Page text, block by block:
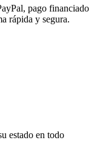
pago financiado
rápida y segura.
estado en todo